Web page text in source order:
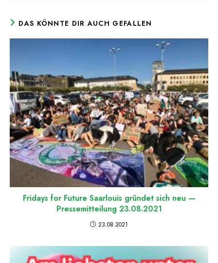
DAS KÖNNTE DIR AUCH GEFALLEN
Fridays for Future Saarlouis gründet sich neu —
Pressemitteilung 23.08.2021
23.08.2021